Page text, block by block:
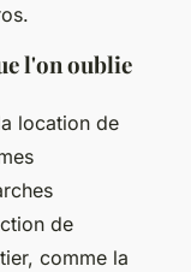
l'on oublie
location de
de
comme la